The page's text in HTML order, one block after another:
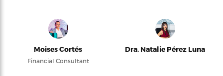
Moises Cortés
Financial Consultant
Dra. Natalie Pérez Luna